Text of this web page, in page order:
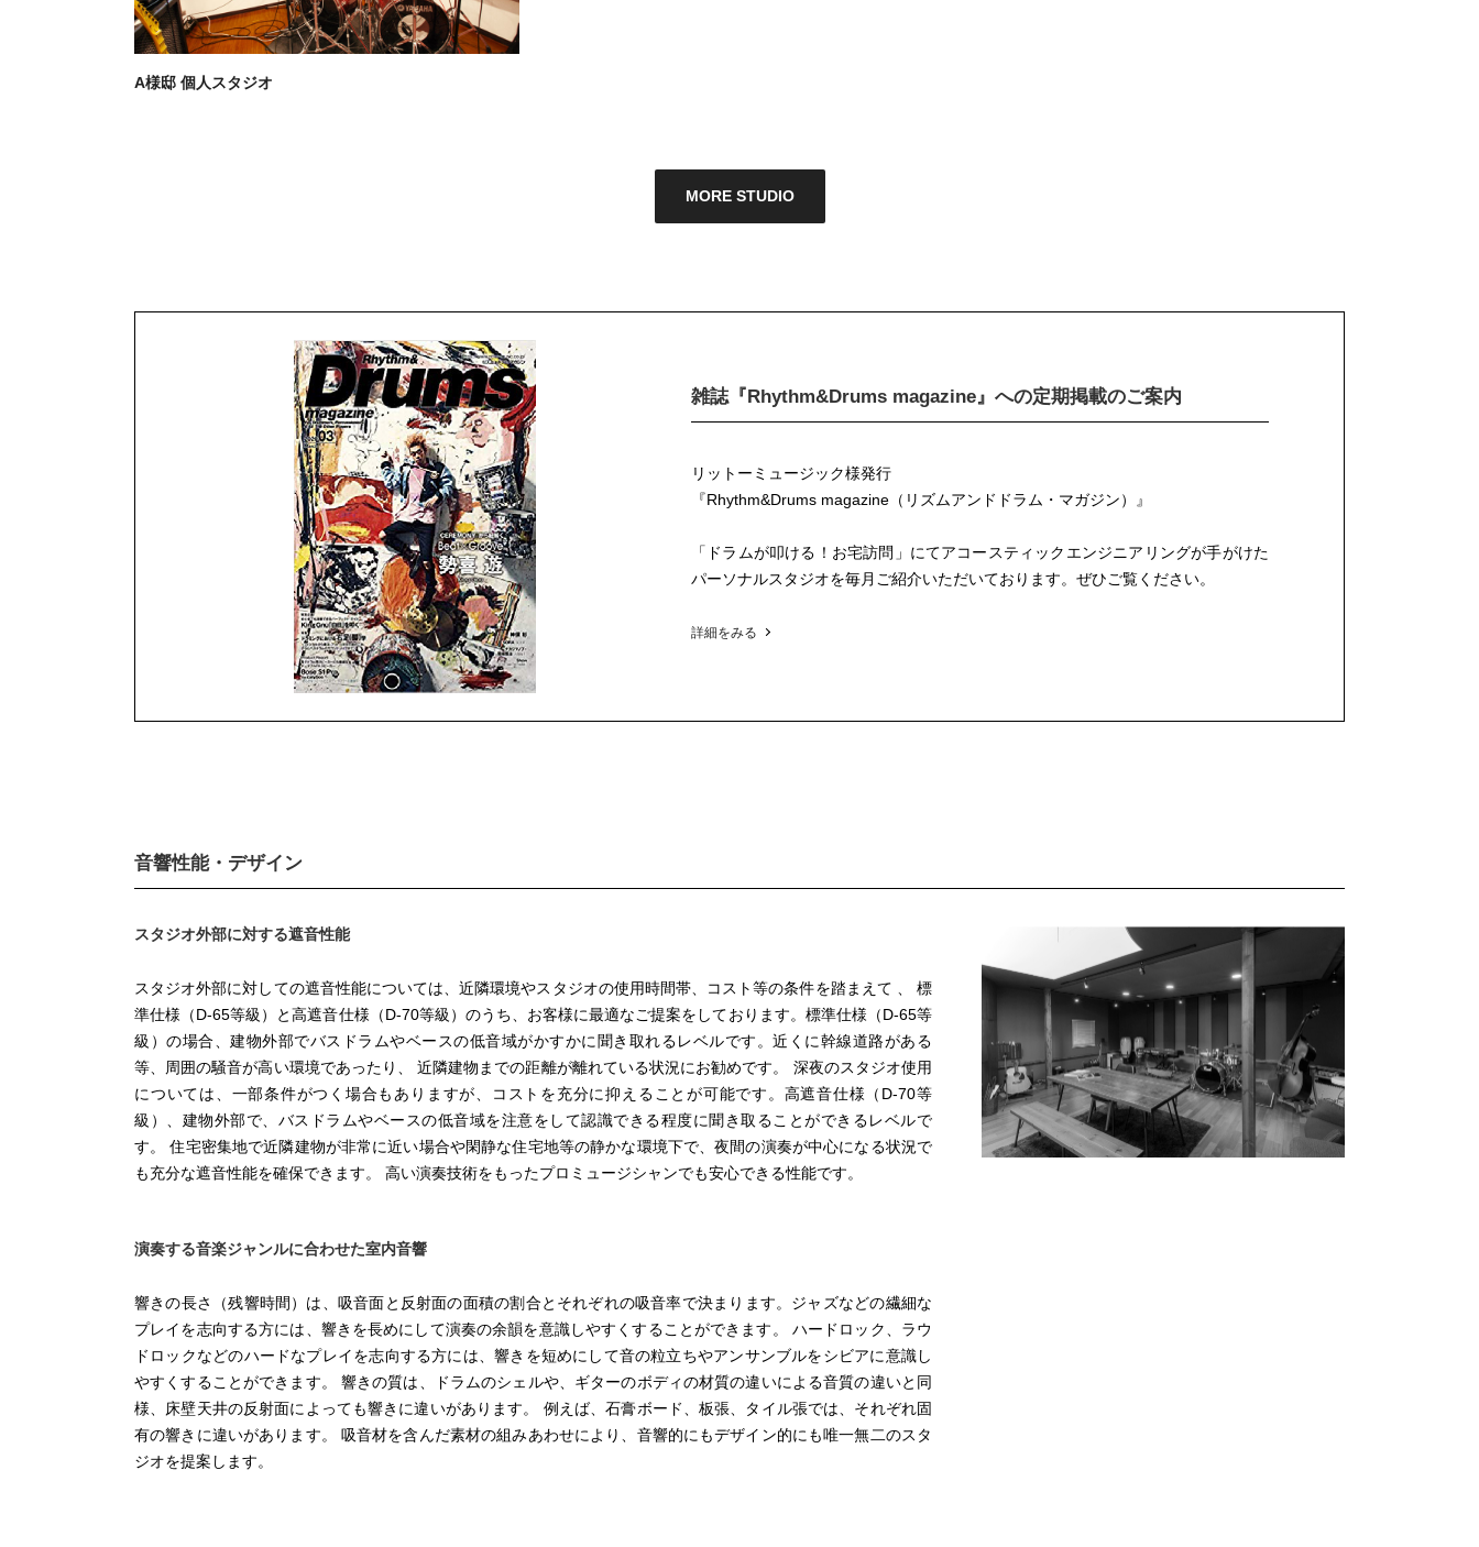
A様邸 個人スタジオ
MORE STUDIO
雑誌『Rhythm&Drums magazine』 への定期掲載のご案内
リットーミュージック様発行
『Rhythm&Drums magazine （リズムアンドドラム・マガジン）』
「ドラムが叩ける！お宅訪問」にてアコースティックエンジニアリングが手がけた
パーソナルスタジオを毎月ご紹介いただいております。ぜひご覧ください。
詳細をみる
音響性能・デザイン
スタジオ外部に対する遮音性能
スタジオ外部に対しての遮音性能については、近隣環境やスタジオの使用時間帯、コスト等の条件を踏まえて 、 標
準仕様（D-65等級）と高遮音仕様（D-70等級）のうち、お客様に最適なご提案をしております。標準仕様（D-65等
級）の場合、建物外部でバスドラムやベースの低音域がかすかに聞き取れるレベルです。近くに幹線道路がある
等、周囲の騒音が高い環境であったり、 近隣建物までの距離が離れている状況にお勧めです。 深夜のスタジオ使用
については、一部条件がつく場合もありますが、コストを充分に抑えることが可能です。高遮音仕様（D-70等
級）、建物外部で、バスドラムやベースの低音域を注意をして認識できる程度に聞き取ることができるレベルで
す。 住宅密集地で近隣建物が非常に近い場合や閑静な住宅地等の静かな環境下で、夜間の演奏が中心になる状況で
も充分な遮音性能を確保できます。 高い演奏技術をもったプロミュージシャンでも安心できる性能です。
演奏する音楽ジャンルに合わせた室内音響
響きの長さ（残響時間）は、吸音面と反射面の面積の割合とそれぞれの吸音率で決まります。ジャズなどの繊細な
プレイを志向する方には、響きを長めにして演奏の余韻を意識しやすくすることができます。 ハードロック、ラウ
ドロックなどのハードなプレイを志向する方には、響きを短めにして音の粒立ちやアンサンブルをシビアに意識し
やすくすることができます。 響きの質は、ドラムのシェルや、ギターのボディの材質の違いによる音質の違いと同
様、床壁天井の反射面によっても響きに違いがあります。 例えば、石膏ボード、板張、タイル張では、それぞれ固
有の響きに違いがあります。 吸音材を含んだ素材の組みあわせにより、音響的にもデザイン的にも唯一無二のスタ
ジオを提案します。